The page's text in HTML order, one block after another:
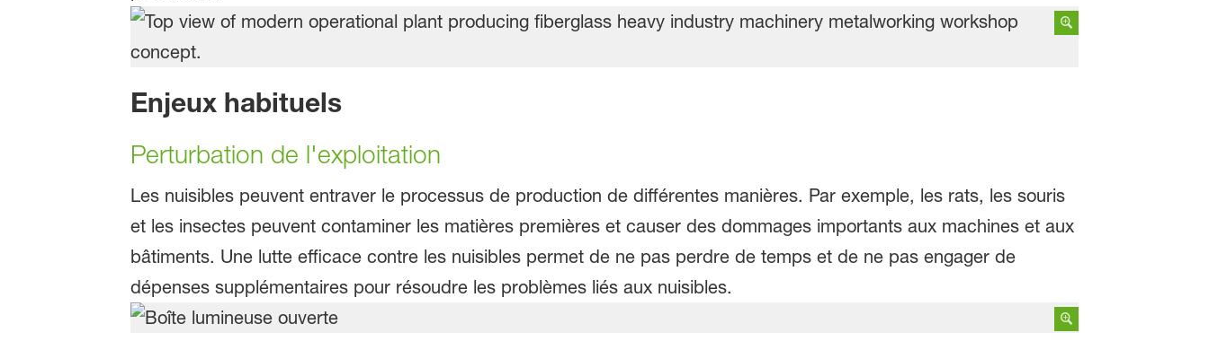
Enjeux habituels
Perturbation de l'exploitation
Les nuisibles peuvent entraver le processus de production de différentes manières. Par exemple, les rats, les souris
et les insectes peuvent contaminer les matières premières et causer des dommages importants aux machines et aux
bâtiments. Une lutte efficace contre les nuisibles permet de ne pas perdre de temps et de ne pas engager de
dépenses supplémentaires pour résoudre les problèmes liés aux nuisibles.